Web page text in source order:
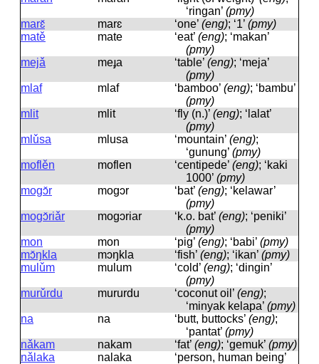
‘ringan’ (pmy)
marɛ̌
marɛ ‘one’ (eng); ‘1’ (pmy)
matě
mate ‘eat’ (eng); ‘makan’
(pmy)
mejǎ
meɟa ‘table’ (eng); ‘meja’
(pmy)
mlaf
mlaf ‘bamboo’ (eng); ‘bambu’
(pmy)
mlit
mlit ‘fly (n.)’ (eng); ‘lalat’
(pmy)
mlǔsa
mlusa ‘mountain’ (eng);
‘gunung’ (pmy)
moflěn
moflen ‘centipede’ (eng); ‘kaki
1000’ (pmy)
mogɔ̌r
moɡɔr ‘bat’ (eng); ‘kelawar’
(pmy)
mogɔ̌riǎr
moɡɔriar ‘k.o. bat’ (eng); ‘peniki’
(pmy)
mon
mon ‘pig’ (eng); ‘babi’ (pmy)
mɔ̌ŋkla
mɔŋkla ‘fish’ (eng); ‘ikan’ (pmy)
mulǔm
mulum ‘cold’ (eng); ‘dingin’
(pmy)
murǔrdu
mururdu ‘coconut oil’ (eng);
‘minyak kelapa’ (pmy)
na
na ‘butt, buttocks’ (eng);
‘pantat’ (pmy)
nǎkam
nakam ‘fat’ (eng); ‘gemuk’ (pmy)
nǎlaka
nalaka
‘person, human being’